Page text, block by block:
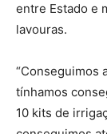
entre Estado e
lavouras.
“Conseguimos
tínhamos
10 kits de